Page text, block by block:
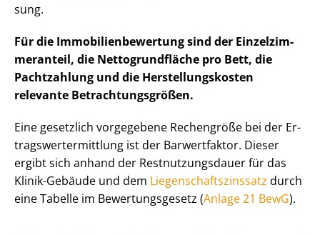
sung.
Für die Im­mo­bi­li­en­be­wer­tung sind der Ein­zel­zim­
mer­an­teil, die Net­to­grund­flä­che pro Bett, die
Pachtzahlung und die Her­stel­lungs­kos­ten
relevante Be­trach­tungs­grö­ßen.
Eine gesetzlich vorgegebene Rechengröße bei der Er­
trags­wert­ermitt­lung ist der Barwertfaktor. Dieser
ergibt sich anhand der Rest­nut­zungs­dau­er für das
Klinik-Gebäude und dem Lie­gen­schafts­zins­satz durch
eine Tabelle im Be­wer­tungs­ge­setz (Anlage 21 BewG).